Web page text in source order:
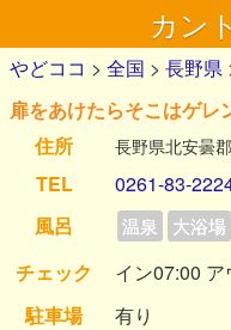
カン
やどココ > 全国 > 長野県
扉をあけたらそこはゲレ
住所
長野県北安曇
TEL
0261-83-
風呂
温泉 大浴場
チェック イン07:00
駐車場
有り